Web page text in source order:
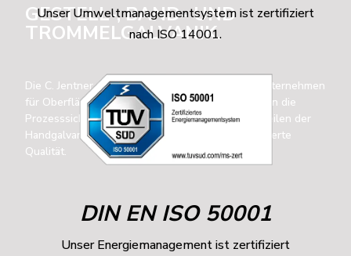
GESTELL-, BAND- UND
TROMMELGALVANIK.
Die C. Jentner GmbH ist eines der modernsten Unternehmen
für Oberflächenveredelung weltweit. Wir vereinen die
Prozesssicherheit digitaler Systeme mit den Vorteilen der
Handgalvanik und bieten unseren Kunden zertifizierte
Qualität.
Unser Umweltmanagementsystem ist zertifiziert
nach ISO 14001.
DIN EN ISO 50001
Unser Energiemanagement ist zertifiziert